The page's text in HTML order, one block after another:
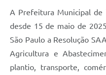
A Prefeitura Municipal
desde 15 de maio de
São Paulo a Resolução
Agricultura e
plantio, transporte,